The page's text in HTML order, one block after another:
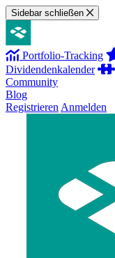
Sidebar schließen
Portfolio-Tracking
Dividendenkalender
Community
Blog
Registrieren Anmelden